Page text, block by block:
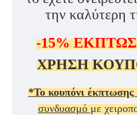
την καλύτερη
-15%
ΧΡΗΣΗ
*Το κουπόνι έκπτωσης
συνδυασμό με